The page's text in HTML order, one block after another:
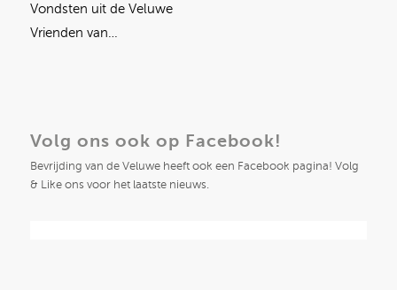
Vondsten uit de Veluwe
Vrienden van…
Volg ons ook op Facebook!
Bevrijding van de Veluwe heeft ook een Facebook pagina! Volg
& Like ons voor het laatste nieuws.